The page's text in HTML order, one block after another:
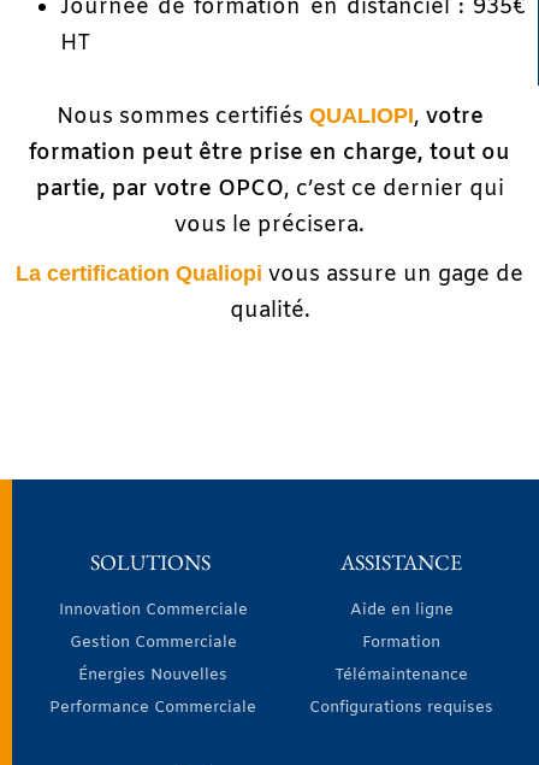
Journée de formation en distanciel : 935€
HT
Nous sommes certifiés QUALIOPI, votre
formation peut être prise en charge, tout ou
partie, par votre OPCO, c’est ce dernier qui
vous le précisera.
La certification Qualiopi vous assure un gage de
qualité.
SOLUTIONS
Innovation Commerciale
Gestion Commerciale
Énergies Nouvelles
Performance Commerciale
ASSISTANCE
Aide en ligne
Formation
Télémaintenance
Configurations requises